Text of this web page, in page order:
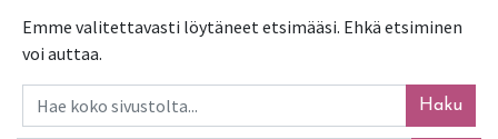
Emme valitettavasti löytäneet etsimääsi. Ehkä etsiminen
voi auttaa.
Haku